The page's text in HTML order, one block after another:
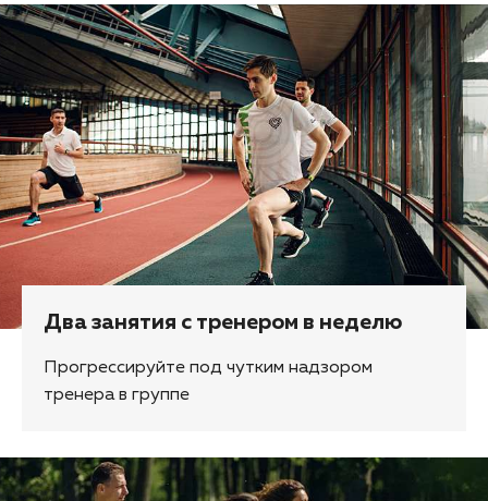
Два занятия с тренером в неделю
Прогрессируйте под чутким надзором
тренера в группе